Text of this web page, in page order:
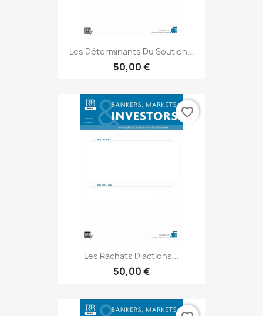
Les Déterminants Du Soutien...
50,00 €
Les Rachats D'actions...
50,00 €
favorite_border